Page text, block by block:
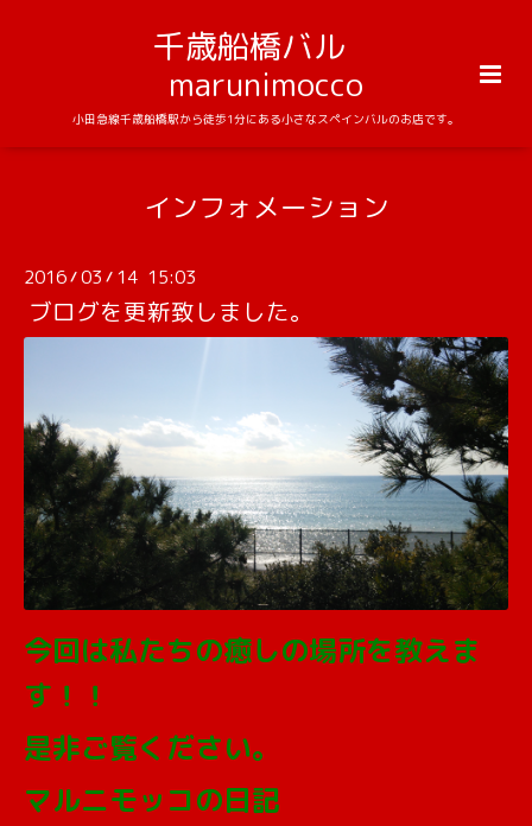
千歳船橋バル
marunimocco
小田急線千歳船橋駅から徒歩1分にある小さなスペインバルのお店です。
インフォメーション
2016/03 / 14 15:03
ブログを更新致しました。
今回は私たちの癒しの場所を教えま
す！！
是非ご覧ください。
マルニモッコの日記